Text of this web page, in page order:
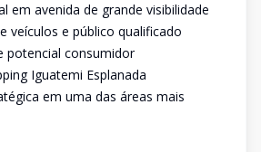
em avenida de grande visibilidade
veículos e público qualificado
potencial consumidor
Iguatemi Esplanada
em uma das áreas mais